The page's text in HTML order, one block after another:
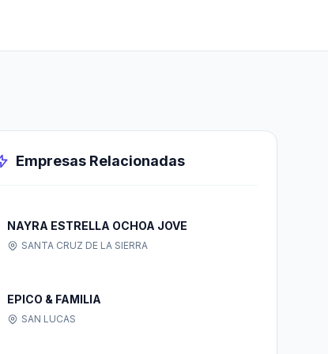
Empresas Relacionadas
NAYRA ESTRELLA OCHOA JOVE
SANTA CRUZ DE LA SIERRA
EPICO & FAMILIA
SAN LUCAS